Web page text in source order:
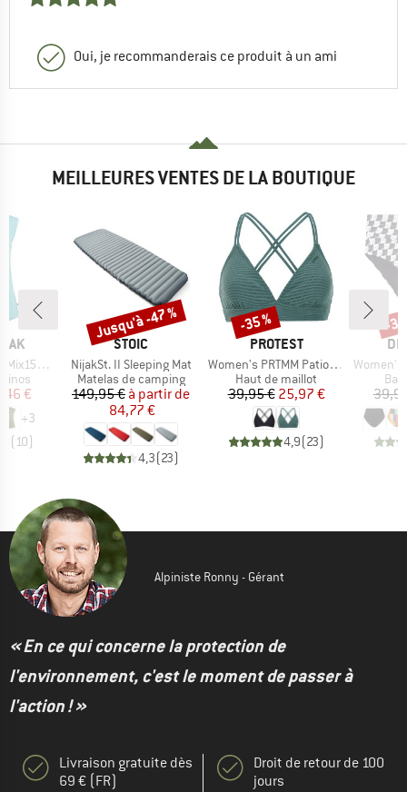
Oui, je recommanderais ce produit à un ami
MEILLEURES VENTES DE LA BOUTIQUE
Loose Tank
réduit
€
+3
( 10)
MARQUE
STOIC
Article
NijakSt. II Sleeping Mat
Product group
Matelas de camping
Prix
149,95 € Prix réduit
à partir de
84,77 €
4,3(23)
Remise
Jusqu'à -47 %
MARQUE
PROTEST
Article
Women's PRTMM Patio Triangle
Product group
Haut de maillot
Prix
39,95 €Prix réduit
25,97 €
4,9(23)
Remise
-35 %
Article
Women's
-
Alpiniste Ronny - Gérant
« En ce qui concerne la protection de
l'environnement, c'est le moment de passer à
l'action ! »
Livraison gratuite dès
69 € (FR)
Droit de retour de 100
jours